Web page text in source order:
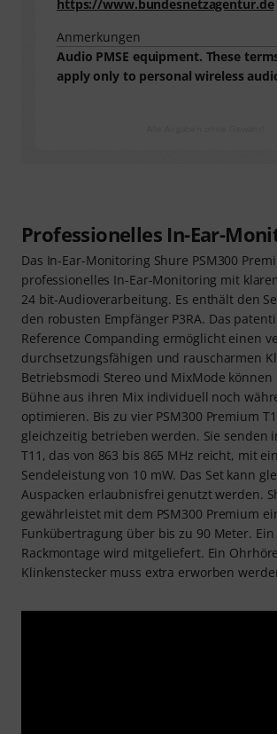
Professionelles In-Ear-
Das In-Ear-Monitoring Shure PSM300
professionelles In-Ear-Monitoring mit
24 bit-Audioverarbeitung. Es enthält den
den robusten Empfänger P3RA. Das
Reference Companding ermöglicht einen
durchsetzungsfähigen und rauscharmen
Betriebsmodi Stereo und MixMode
Bühne aus ihren Mix individuell noch
optimieren. Bis zu vier PSM300 Premium
gleichzeitig betrieben werden. Sie senden
T11, das von 863 bis 865 MHz reicht, mit
Sendeleistung von 10 mW. Das Set kann
Auspacken erlaubnisfrei genutzt werden.
gewährleistet mit dem PSM300 Premium
Funkübertragung über bis zu 90 Meter.
Rackmontage wird mitgeliefert. Ein
Klinkenstecker muss extra erworben
https://www.bundesnetzagentur.de
Anmerkungen
Audio PMSE equipment. These
apply only to personal wireless